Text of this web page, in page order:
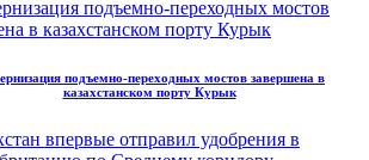
подъемно-переходных мостов завершена в
казахстанском порту Курык